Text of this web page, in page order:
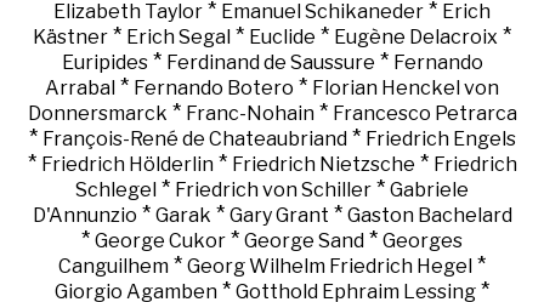
Elizabeth Taylor * Emanuel Schikaneder * Erich
Kästner * Erich Segal * Euclide * Eugène Delacroix *
Euripides* Ferdinand de Saussure * Fernando
Arrabal * Fernando Botero * Florian Henckel von
Donnersmarck * Franc-Nohain* Francesco Petrarca
* François-René de Chateaubriand* Friedrich Engels
* Friedrich Hölderlin* Friedrich Nietzsche * Friedrich
Schlegel * Friedrich von Schiller * Gabriele
D'Annunzio * Garak * Gary Grant * Gaston Bachelard
* George Cukor * George Sand * Georges
Canguilhem * Georg Wilhelm Friedrich Hegel *
Giorgio Agamben * Gotthold Ephraim Lessing *